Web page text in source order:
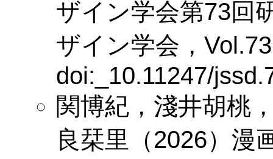
ザイン学会第73回
ザイン学会，
doi:_10.11247/
関博紀，淺井胡桃
良栞里（2026） 漫